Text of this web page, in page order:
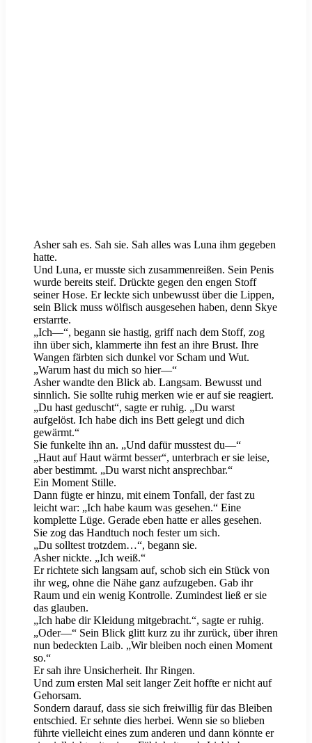
Asher sah es. Sah sie. Sah alles was Luna ihm gegeben
hatte.
Und Luna, er musste sich zusammenreißen. Sein Penis
wurde bereits steif. Drückte gegen den engen Stoff
seiner Hose. Er leckte sich unbewusst über die Lippen,
sein Blick muss wölfisch ausgesehen haben, denn Skye
erstarrte.
„Ich—“, begann sie hastig, griff nach dem Stoff, zog
ihn über sich, klammerte ihn fest an ihre Brust. Ihre
Wangen färbten sich dunkel vor Scham und Wut.
„Warum hast du mich so hier—“
Asher wandte den Blick ab. Langsam. Bewusst und
sinnlich. Sie sollte ruhig merken wie er auf sie reagiert.
„Du hast geduscht“, sagte er ruhig. „Du warst
aufgelöst. Ich habe dich ins Bett gelegt und dich
gewärmt.“
Sie funkelte ihn an. „Und dafür musstest du—“
„Haut auf Haut wärmt besser“, unterbrach er sie leise,
aber bestimmt. „Du warst nicht ansprechbar.“
Ein Moment Stille.
Dann fügte er hinzu, mit einem Tonfall, der fast zu
leicht war: „Ich habe kaum was gesehen.“ Eine
komplette Lüge. Gerade eben hatte er alles gesehen.
Sie zog das Handtuch noch fester um sich.
„Du solltest trotzdem…“, begann sie.
Asher nickte. „Ich weiß.“
Er richtete sich langsam auf, schob sich ein Stück von
ihr weg, ohne die Nähe ganz aufzugeben. Gab ihr
Raum und ein wenig Kontrolle. Zumindest ließ er sie
das glauben.
„Ich habe dir Kleidung mitgebracht.“, sagte er ruhig.
„Oder—“ Sein Blick glitt kurz zu ihr zurück, über ihren
nun bedeckten Laib. „Wir bleiben noch einen Moment
so.“
Er sah ihre Unsicherheit. Ihr Ringen.
Und zum ersten Mal seit langer Zeit hoffte er nicht auf
Gehorsam.
Sondern darauf, dass sie sich freiwillig für das Bleiben
entschied. Er sehnte dies herbei. Wenn sie so blieben
führte vielleicht eines zum anderen und dann könnte er